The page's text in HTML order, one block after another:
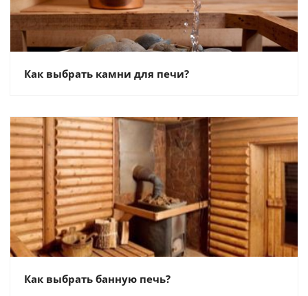
Как выбрать камни для печи?
Как выбрать банную печь?